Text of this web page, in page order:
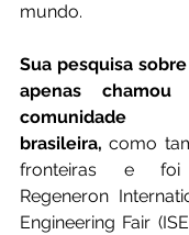
mundo.
Sua pesquisa
apenas
brasileira, como
fronteiras e foi
Regeneron
Engineering Fair